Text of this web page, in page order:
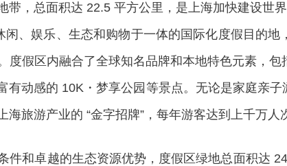
总面积达 22.5 平方公里，是上海加快建设世
闲、娱乐、生态和购物于一体的国际化度假目的
度假区内融合了全球知名品牌和本地特色元素，
有动感的 10K・梦享公园等景点。无论是家庭亲
旅游产业的 “金字招牌”，每年游客达到上千万人
和卓越的生态资源优势，度假区绿地总面积达